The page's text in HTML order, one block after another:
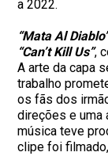
a 2022.
“Mata Al
“Can’t Kill Us”,
A arte da capa
trabalho
os fãs dos
direções e uma
música teve
clipe foi